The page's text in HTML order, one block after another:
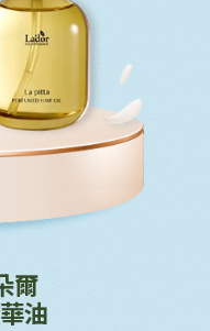
爾
油